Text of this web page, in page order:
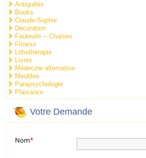
Antiquités
Books
Claude-Sophie
Décoration
Fauteuils – Chaises
Fitness
Lithothérapie
Livres
Médecine alternative
Meubles
Parapsychologie
Plaisance
Votre Demande
Nom*